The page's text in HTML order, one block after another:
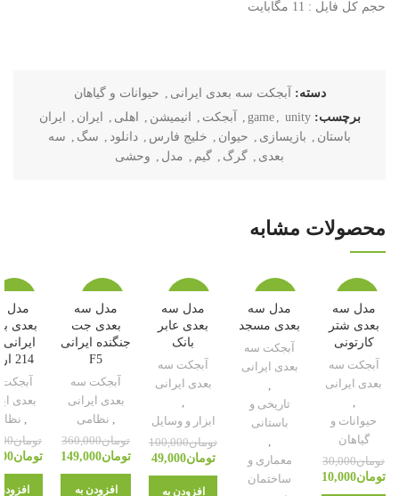
حجم کل فایل : 11 مگابایت
دسته: آبجکت سه بعدی ایرانی , حیوانات و گیاهان
برچسب:
game , unity
, آبجکت , انیمیشن , اهلی , ایران ,
ایران
باستان , بازیسازی , حیوان , خلیج فارس , دانلود , سگ , سه
بعدی , گرگ , گیم , مدل , وحشی
محصولات مشابه
-67%
مدل سه
بعدی شتر
کارتونی
آبجکت سه
بعدی ایرانی
,
حیوانات و
گیاهان
تومان30,000
تومان10,000
-56%
مدل سه
بعدی مسجد
آبجکت سه
بعدی ایرانی
,
تاریخی و
باستانی
,
معماری و
ساختمان
-51%
مدل سه
بعدی عابر
بانک
آبجکت سه
بعدی ایرانی
,
ابزار و وسایل
تومان100,000
تومان49,000
افزودن به
-59%
مدل سه
بعدی جت
جنگنده ایرانی
F5
آبجکت سه
بعدی ایرانی
, نظامی
تومان360,000
تومان149,000
افزودن به
-52%
مدل
بعدی
214 ارتش
بعدی
,
تومان
تومان